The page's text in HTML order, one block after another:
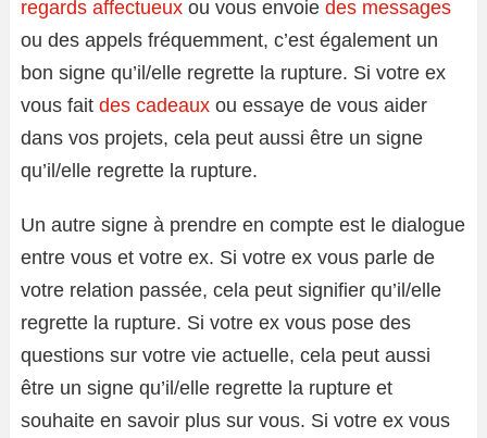
regards affectueux ou vous envoie des messages
ou des appels fréquemment, c’est également un
bon signe qu’il/elle regrette la rupture. Si votre ex
vous fait des cadeaux ou essaye de vous aider
dans vos projets, cela peut aussi être un signe
qu’il/elle regrette la rupture.
Un autre signe à prendre en compte est le dialogue
entre vous et votre ex. Si votre ex vous parle de
votre relation passée, cela peut signifier qu’il/elle
regrette la rupture. Si votre ex vous pose des
questions sur votre vie actuelle, cela peut aussi
être un signe qu’il/elle regrette la rupture et
souhaite en savoir plus sur vous. Si votre ex vous